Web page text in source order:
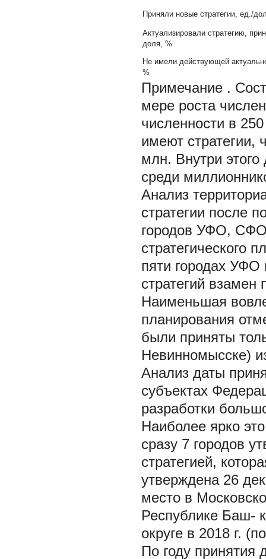
Приняли новые стратегии, ед./
Актуализировали стратегию,
доля, %
Не имели действующей
%
Примечание .
мере роста
численности в
имеют стратегии,
млн. Внутри
среди
Анализ
стратегии после
городов УФО, СФО
стратегического
пяти городах УФО
стратегий взамен
Наименьшая
планирования
были приняты
Невинномысске)
Анализ даты
субъектах
разработки
Наиболее ярко
сразу 7 городов
стратегией,
утверждена 26
место в
Республике Баш-
округе в 2018 г.
По году